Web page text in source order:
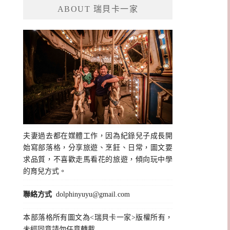
ABOUT 瑞貝卡一家
夫妻過去都在媒體工作，因為紀錄兒子成長開
始寫部落格，分享旅遊、烹飪、日常，圖文要
求品質，不喜歡走馬看花的旅遊，傾向玩中學
的育兒方式。
聯絡方式 dolphinyuyu@gmail.com
本部落格所有圖文為<瑞貝卡一家>版權所有，